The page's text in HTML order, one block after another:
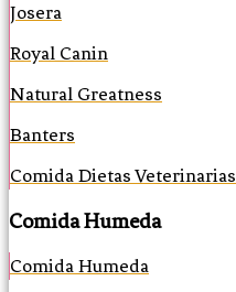
Josera
Royal Canin
Natural Greatness
Banters
Comida Dietas Veterinarias
Comida Humeda
Comida Humeda